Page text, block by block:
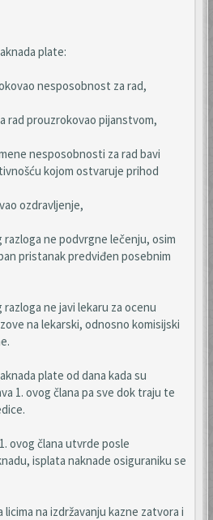
plate:
nesposobnost za rad,
rad prouzrokovao pijanstvom,
nesposobnosti za rad bavi
kojom ostvaruje prihod
ozdravljenje,
razloga ne podvrgne lečenju, osim
pristanak predviđen posebnim
ne javi lekaru za ocenu
na lekarski, odnosno komisijski
plate od dana kada su
1. ovog člana pa sve dok traju te
ovog člana utvrde posle
isplata naknade osiguraniku se
na izdržavanju kazne zatvora i